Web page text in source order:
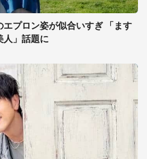
プロン姿が似合いすぎ 「ます
人」話題に